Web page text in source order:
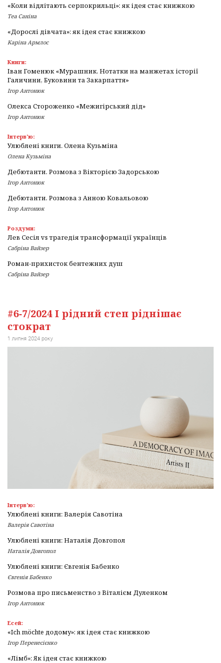
«Коли відлітають серпокрильці»: як ідея стає книжкою
Теа Саніна
«Дорослі дівчата»: як ідея стає книжкою
Каріна Армлос
Книги:
Іван Гоменюк «Мурашник. Нотатки на манжетах історії
Галичини, Буковини та Закарпаття»
Ігор Антонюк
Олекса Стороженко «Межигірський дід»
Ігор Антонюк
Інтерв'ю:
Улюблені книги. Олена Кузьміна
Олена Кузьміна
Дебютанти. Розмова з Вікторією Задорською
Ігор Антонюк
Дебютанти. Розмова з Анною Ковальовою
Ігор Антонюк
Роздуми:
Лев Сесіл vs трагедія трансформації українців
Сабріна Вайзер
Роман-прихисток бентежних душ
Сабріна Вайзер
#6-7/2024 І рідний степ ріднішає
стократ
1 липня 2024 року
Інтерв'ю:
Улюблені книги: Валерія Савотіна
Валерія Савотіна
Улюблені книги: Наталія Довгопол
Наталія Довгопол
Улюблені книги: Євгенія Бабенко
Євгенія Бабенко
Розмова про письменство з Віталієм Дуленком
Ігор Антонюк
Есей:
«Ich möchte додому»: як ідея стає книжкою
Ігор Перенесієнко
«Лімб»: Як ідея стає книжкою